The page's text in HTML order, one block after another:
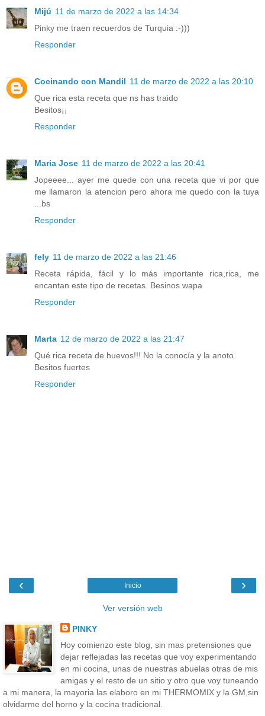
Mijú 11 de marzo de 2022 a las 14:34
Pinky me traen recuerdos de Turquia :-)))
Responder
Cocinando con Mandil 11 de marzo de 2022 a las 20:10
Que rica esta receta que ns has traido
Besitos¡¡
Responder
Maria Jose 11 de marzo de 2022 a las 20:41
Jopeeee... ayer me quede con una receta que vi por que
me llamaron la atencion pero ahora me quedo con la tuya
...bs
Responder
fely 11 de marzo de 2022 a las 21:46
Receta rápida, fácil y lo más importante rica,rica, me
encantan este tipo de recetas. Besinos wapa
Responder
Marta 12 de marzo de 2022 a las 21:47
Qué rica receta de huevos!!! No la conocía y la anoto.
Besitos fuertes
Responder
‹ ›
Inicio
Ver versión web
PINKY
Hoy comienzo este blog, sin mas pretensiones que
dejar reflejadas las recetas que voy experimentando
en mi cocina, unas de nuestras abuelas otras de mis
amigas y el resto de un sitio y otro que voy tuneando
a mi manera, la mayoria las elaboro en mi THERMOMIX y la GM,sin
olvidarme del horno y la cocina tradicional.